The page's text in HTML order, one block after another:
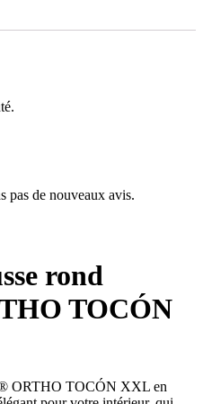
pas de nouveaux avis.
rond
TOCÓN
ORTHO TOCÓN XXL en